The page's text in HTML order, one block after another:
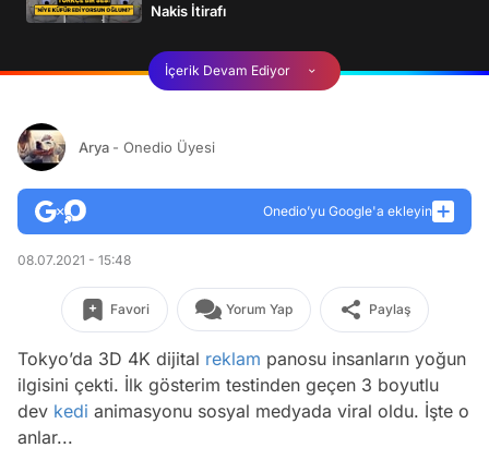
Nakis İtirafı
İçerik Devam Ediyor
Arya - Onedio Üyesi
Onedio’yu Google'a ekleyin
08.07.2021 - 15:48
Favori Yorum Yap Paylaş
Tokyo’da 3D 4K dijital reklam panosu insanların yoğun
ilgisini çekti. İlk gösterim testinden geçen 3 boyutlu
dev kedi animasyonu sosyal medyada viral oldu. İşte o
anlar...